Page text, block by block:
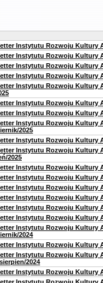
Instytutu Rozwoju Kultury
Instytutu Rozwoju Kultury
Instytutu Rozwoju Kultury
Instytutu Rozwoju Kultury
Instytutu Rozwoju Kultury
Instytutu Rozwoju Kultury
Instytutu Rozwoju Kultury
Instytutu Rozwoju Kultury
2025
Instytutu Rozwoju Kultury
Instytutu Rozwoju Kultury
2025
Instytutu Rozwoju Kultury
Instytutu Rozwoju Kultury
Instytutu Rozwoju Kultury
Instytutu Rozwoju Kultury
Instytutu Rozwoju Kultury
Instytutu Rozwoju Kultury
Instytutu Rozwoju Kultury
2024
Instytutu Rozwoju Kultury
Instytutu Rozwoju Kultury
2024
Instytutu Rozwoju Kultury